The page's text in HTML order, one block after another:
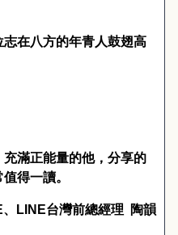
在八方的年青人鼓翅高
滿正能量的他，分享的
得一讀。
、 LINE台灣前總經理
陶韻